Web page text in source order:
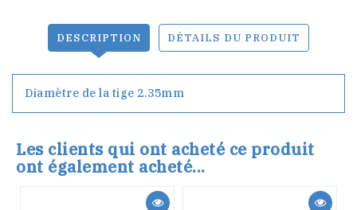
DESCRIPTION DÉTAILS DU PRODUIT
Diamètre de la tige 2.35mm
Les clients qui ont acheté ce produit
ont également acheté...